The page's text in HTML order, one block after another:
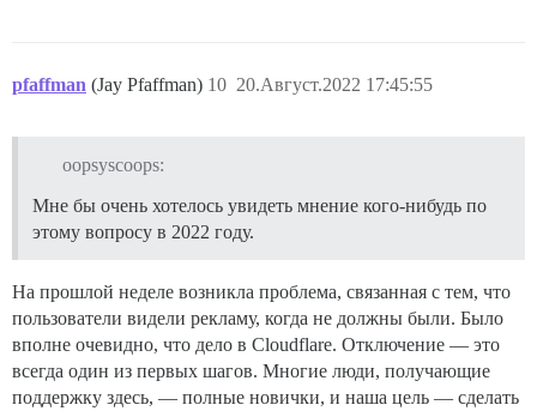
pfaffman (Jay Pfaffman) 20.Август.2022 17:45:55
10
oopsyscoops:
Мне бы очень хотелось увидеть мнение кого-нибудь по
этому вопросу в 2022 году.
На прошлой неделе возникла проблема, связанная с тем, что
пользователи видели рекламу, когда не должны были. Было
вполне очевидно, что дело в Cloudflare. Отключение — это
всегда один из первых шагов. Многие люди, получающие
поддержку здесь, — полные новички, и наша цель — сделать